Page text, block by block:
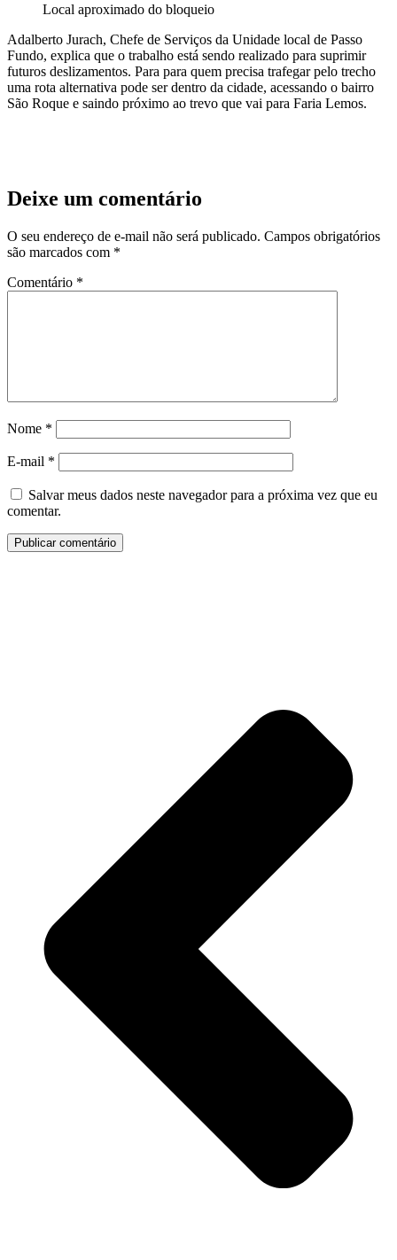
Local aproximado do bloqueio
Adalberto Jurach, Chefe de Serviços da Unidade local de Passo
Fundo, explica que o trabalho está sendo realizado para suprimir
futuros deslizamentos. Para para quem precisa trafegar pelo trecho
uma rota alternativa pode ser dentro da cidade, acessando o bairro
São Roque e saindo próximo ao trevo que vai para Faria Lemos.
Deixe um comentário
O seu endereço de e-mail não será publicado. Campos obrigatórios
são marcados com *
Comentário *
Nome *
E-mail *
Salvar meus dados neste navegador para a próxima vez que eu
comentar.